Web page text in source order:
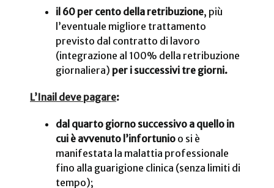
il 60 per cento della retribuzione, più
l’eventuale migliore trattamento
previsto dal contratto di lavoro
(integrazione al 100% della retribuzione
giornaliera) per i successivi tre giorni.
L’Inail deve pagare:
dal quarto giorno successivo a quello in
cui è avvenuto l’infortunioo si è
manifestata la malattia professionale
fino alla guarigione clinica (senza limiti di
tempo);